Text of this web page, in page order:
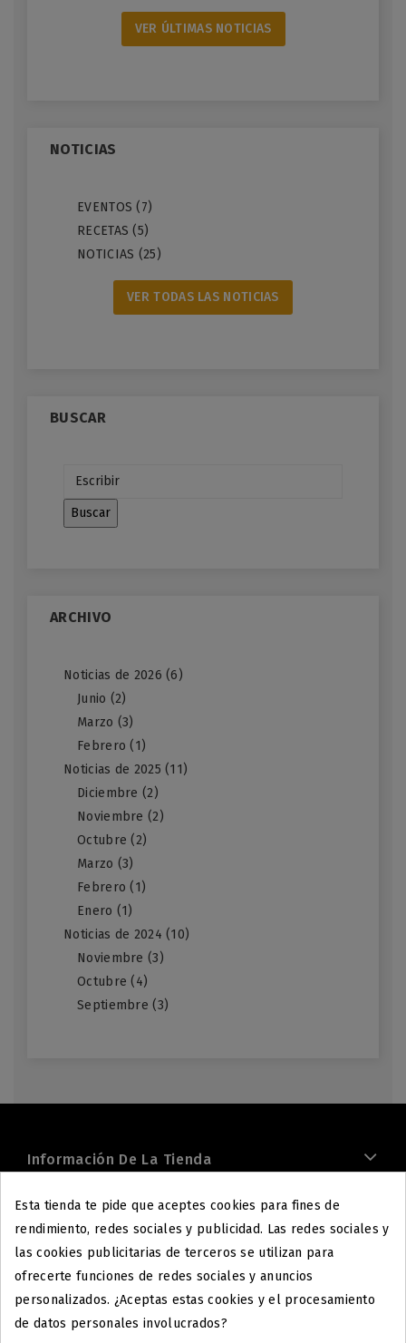
VER ÚLTIMAS NOTICIAS
NOTICIAS
EVENTOS (7)
RECETAS (5)
NOTICIAS (25)
VER TODAS LAS NOTICIAS
BUSCAR
ARCHIVO
Noticias de 2026 (6)
Junio (2)
Marzo (3)
Febrero (1)
Noticias de 2025 (11)
Diciembre (2)
Noviembre (2)
Octubre (2)
Marzo (3)
Febrero (1)
Enero (1)
Noticias de 2024 (10)
Noviembre (3)
Octubre (4)
Septiembre (3)
Información De La Tienda
Productos
Esta tienda te pide que aceptes cookies para fines de
rendimiento, redes sociales y publicidad. Las redes sociales y
las cookies publicitarias de terceros se utilizan para
ofrecerte funciones de redes sociales y anuncios
personalizados. ¿Aceptas estas cookies y el procesamiento
de datos personales involucrados?